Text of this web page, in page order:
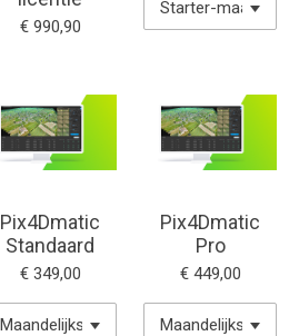
€ 990,90
Pix4Dmatic
Standaard
€ 349,00
Pix4Dmatic
Pro
€ 449,00